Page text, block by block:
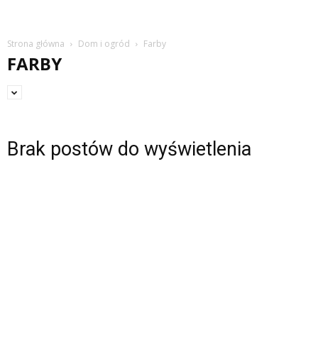
Strona główna Dom i ogród Farby
FARBY
Brak postów do wyświetlenia